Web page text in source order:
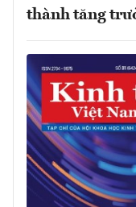
thành tăng